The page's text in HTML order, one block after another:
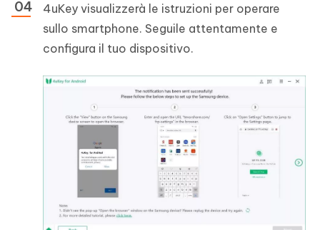
4uKey visualizzerà le istruzioni per operare
sullo smartphone. Seguile attentamente e
configura il tuo dispositivo.